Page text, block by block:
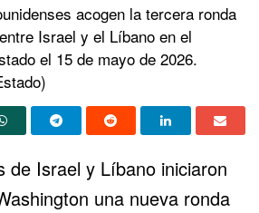
acogen la tercera ronda
Israel y el Líbano en el
el 15 de mayo de 2026.
de Israel y Líbano iniciaron
una nueva ronda